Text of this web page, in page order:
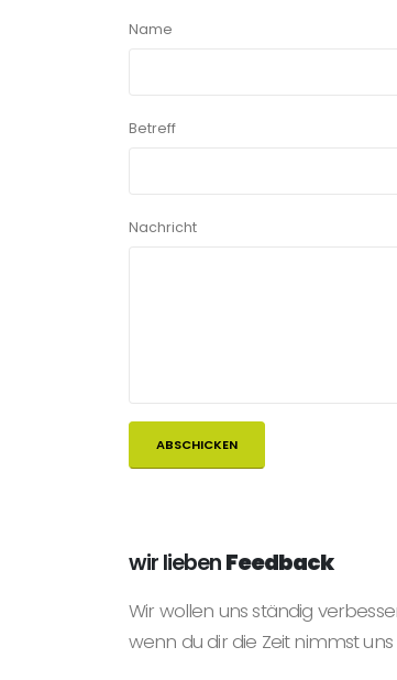
Name
Betreff
Nachricht
wir liebenFeedback
Wir wollen uns ständig
wenn du dir die Zeit nimmst